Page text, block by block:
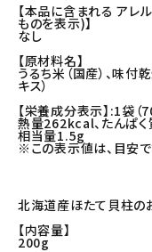
【本品に含まれる ア
ものを表示)】
なし
【原材料名】
うるち米（国産）、味付
キス）
【栄養成分表示】:1袋（
熱量262kcal、たんぱ
相当量1.5g
※この表示値は、目安で
北海道産ほたて貝柱のお
【内容量】
200g